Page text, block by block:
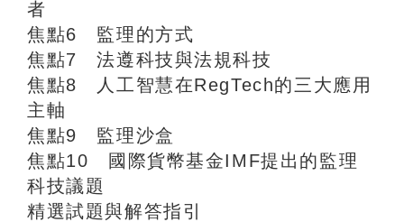
者
焦點6 監理的方式
焦點7 法遵科技與法規科技
焦點8 人工智慧在RegTech的三大應用
主軸
焦點9 監理沙盒
焦點10 國際貨幣基金IMF提出的監理
科技議題
精選試題與解答指引